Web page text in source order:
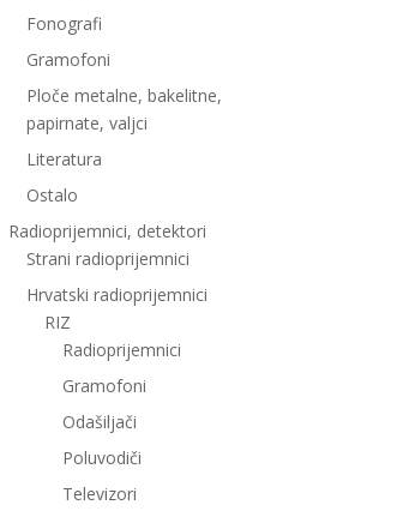
Fonografi
Gramofoni
Ploče metalne, bakelitne,
papirnate, valjci
Literatura
Ostalo
Radioprijemnici, detektori
Strani radioprijemnici
Hrvatski radioprijemnici
RIZ
Radioprijemnici
Gramofoni
Odašiljači
Poluvodiči
Televizori